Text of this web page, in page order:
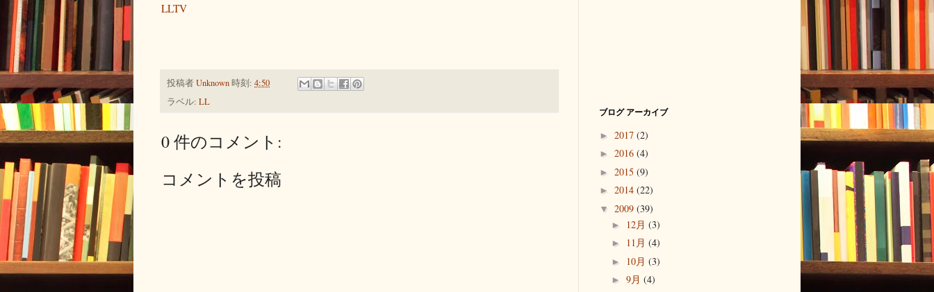
LLTV
投稿者Unknown時刻: 4:50
ラベル: LL
0 件のコメント:
コメントを投稿
ブログ アーカイブ
► 2017 (2)
► 2016 (4)
► 2015 (9)
► 2014 (22)
▼ 2009 (39)
► 12月 (3)
► 11月 (4)
► 10月 (3)
► 9月 (4)